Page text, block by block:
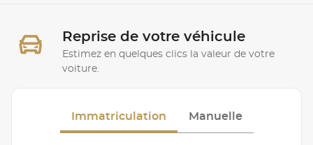
Reprise de votre véhicule
Estimez en quelques clics la valeur de votre
voiture.
Immatriculation Manuelle